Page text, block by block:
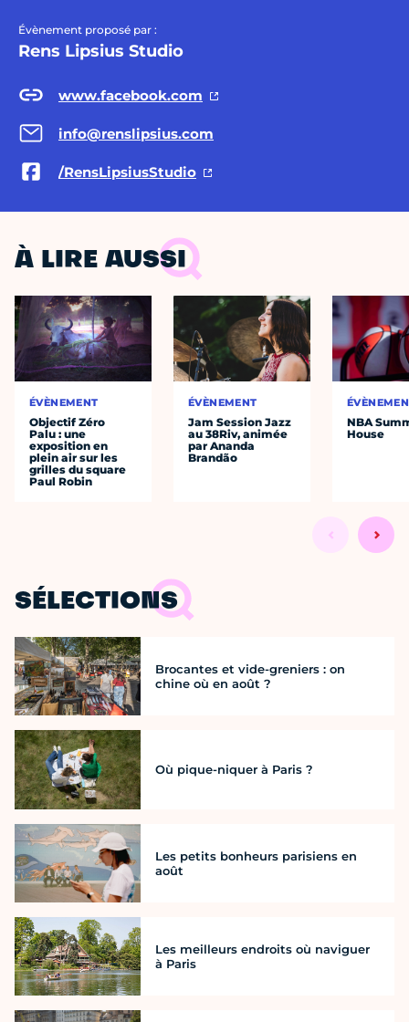
Évènement proposé par :
Rens Lipsius Studio
www.facebook.com
info@renslipsius.com
/RensLipsiusStudio
À LIRE AUSSI
ÉVÈNEMENT
Objectif Zéro
Palu : une
exposition en
plein air sur les
grilles du square
Paul Robin
ÉVÈNEMENT
Jam Session Jazz
au 38Riv, animée
par Ananda
Brandão
NBA
House
SÉLECTIONS
Brocantes et vide-greniers : on
chine où en août ?
Où pique-niquer à Paris ?
Les petits bonheurs parisiens en
août
Les meilleurs endroits où naviguer
à Paris